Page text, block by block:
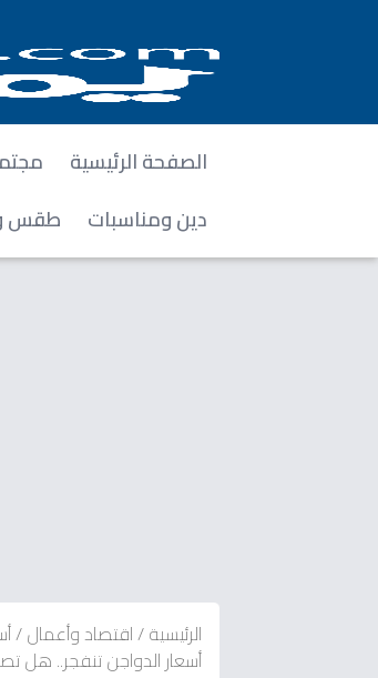
الصفحة الرئيسية
دين ومناسبات
طقس
الرئيسية/اقتصاد وأعمال/
أسعار الدواجن تنفجر.. هل تصل الفراخ البيضاء لـ 100